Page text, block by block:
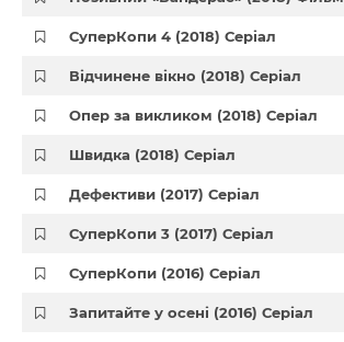
СуперКопи 4 (2018) Серіал
Відчинене вікно (2018) Серіал
Опер за викликом (2018) Серіал
Швидка (2018) Серіал
Дефективи (2017) Серіал
СуперКопи 3 (2017) Серіал
СуперКопи (2016) Серіал
Запитайте у осені (2016) Серіал